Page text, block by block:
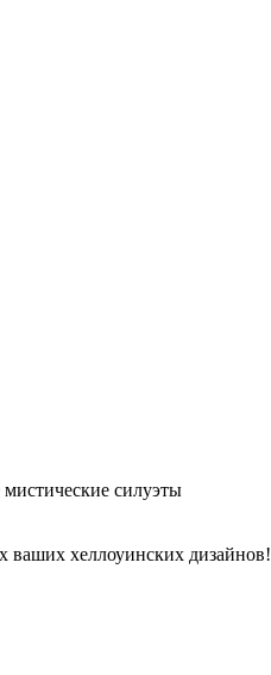
силуэты
ваших хеллоуинских дизайнов!